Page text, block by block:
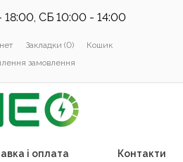
СБ 10:00 - 14:00
Закладки (0)
Кошик
замовлення
і оплата Контакти